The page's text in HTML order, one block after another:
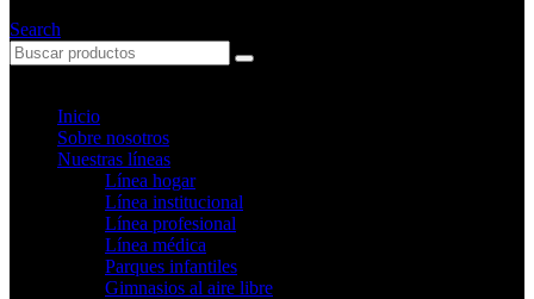
Search
Inicio
Sobre nosotros
Nuestras líneas
Línea hogar
Línea institucional
Línea profesional
Línea médica
Parques infantiles
Gimnasios al aire libre